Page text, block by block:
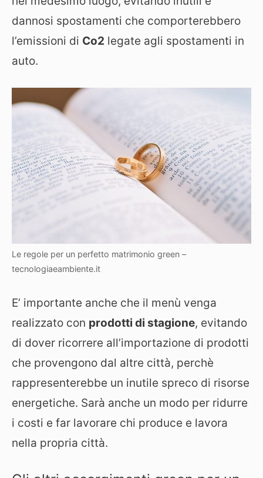
dannosi spostamenti che comporterebbero
l’emissioni di Co2 legate agli spostamenti in
auto.
Le regole per un perfetto matrimonio green –
tecnologiaeambiente.it
E’ importante anche che il menù venga
realizzato con prodotti di stagione, evitando
di dover ricorrere all’importazione di prodotti
che provengono dal altre città, perchè
rappresenterebbe un inutile spreco di risorse
energetiche. Sarà anche un modo per ridurre
i costi e far lavorare chi produce e lavora
nella propria città.